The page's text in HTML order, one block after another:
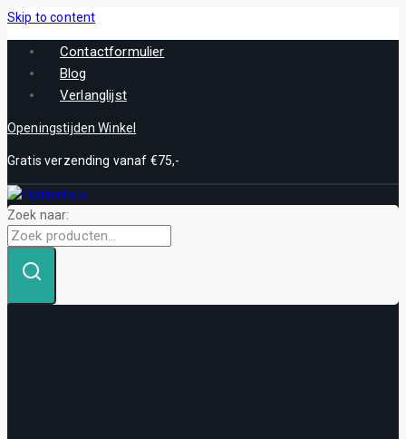
Skip to content
Contactformulier
Blog
Verlanglijst
Openingstijden Winkel
Gratis verzending vanaf €75,-
Zoek naar: